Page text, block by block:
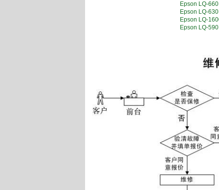
Epson LQ-
Epson LQ-
Epson LQ-
Epson LQ-